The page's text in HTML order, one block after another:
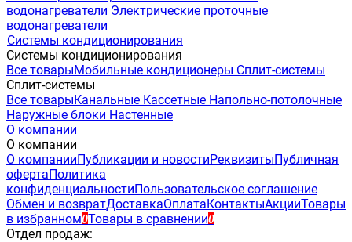
водонагреватели Электрические проточные
водонагреватели
Системы кондиционирования
Системы кондиционирования
Все товарыМобильные кондиционеры Сплит-системы
Сплит-системы
Все товарыКанальные Кассетные Напольно-потолочные
Наружные блоки Настенные
О компании
О компании
О компанииПубликации и новостиРеквизитыПубличная
офертаПолитика
конфиденциальностиПользовательское соглашение
Обмен и возвратДоставкаОплатаКонтактыАкцииТовары
в избранном0Товары в сравнении0
Отдел продаж: